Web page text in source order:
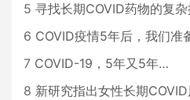
5 寻找长期COVID药物的复
6 COVID疫情5年后，我们准备
7 COVID-19，5年又5年…
8 新研究指出女性长期COVID风